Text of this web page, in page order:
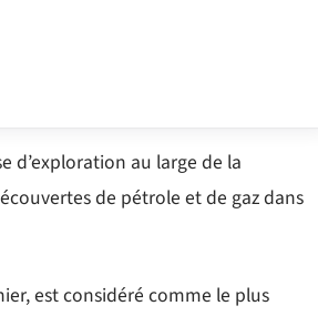
d’exploration au large de la
de pétrole et de gaz dans
est considéré comme le plus